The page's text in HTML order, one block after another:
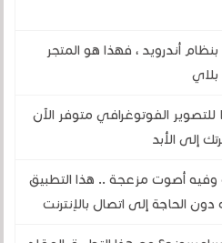
أندرويد ، فهذا هو المتجر
بلاي
أخيرًا! تطبيق Hasselblad للتصوير الفوتوغرافي متوفر الآن
إلى الأبد
أصوت مزعجة .. هذا التطبيق
الحاجة إلى اتصال بالإنترنت